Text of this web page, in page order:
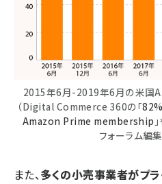
2015年6月-2019年6月の米国
（Digital Commerce 360の「
Amazon Prime membership
フォーラム編
また、多くの小売事業者がプ